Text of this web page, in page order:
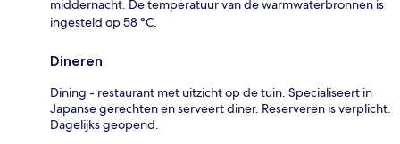
middernacht. De temperatuur van de warmwaterbronnen is
ingesteld op 58 °C.
Dineren
Dining - restaurant met uitzicht op de tuin. Specialiseert in
Japanse gerechten en serveert diner. Reserveren is verplicht.
Dagelijks geopend.